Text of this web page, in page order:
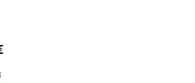
Hintaluokka: